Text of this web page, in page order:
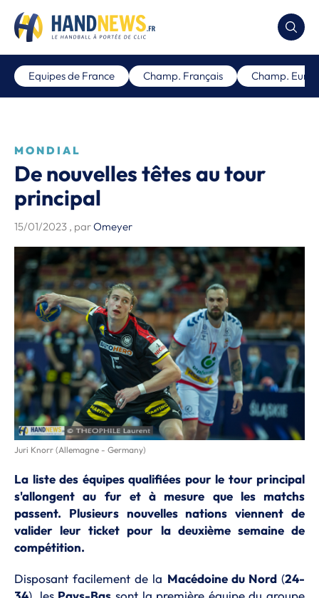
Equipes de France Champ. Français Champ.
MONDIAL
De nouvelles têtes au tour
principal
15/01/2023 , parOmeyer
Juri Knorr (Allemagne - Germany)
La liste des équipes qualifiées pour le tour principal
s'allongent au fur et à mesure que les matchs
passent. Plusieurs nouvelles nations viennent de
valider leur ticket pour la deuxième semaine de
compétition.
Disposant facilement de la Macédoine du Nord(24-